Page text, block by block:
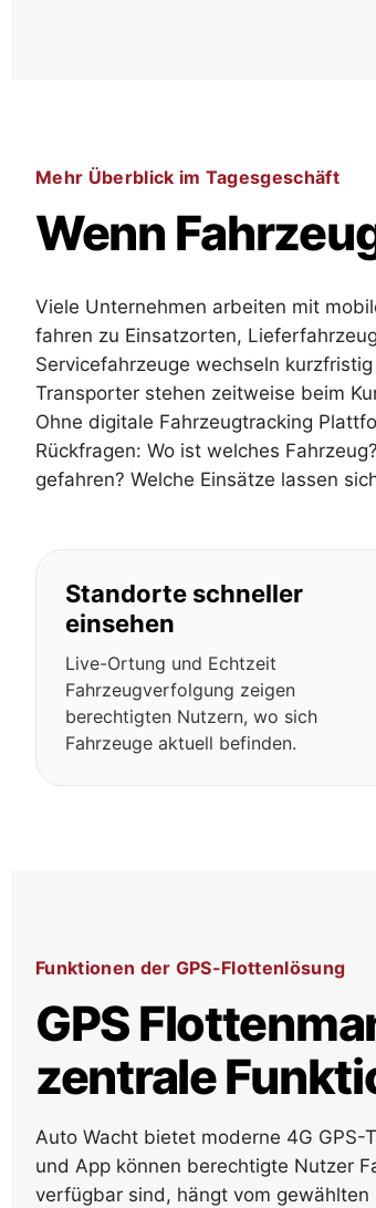
Mehr Überblick im Tagesgeschäft
Wenn
Viele Unternehmen arbeiten mit
fahren zu Einsatzorten,
Servicefahrzeuge wechseln
Transporter stehen zeitweise beim
Ohne digitale Fahrzeugtracking
Rückfragen: Wo ist welches
gefahren? Welche Einsätze lassen
Standorte schneller
einsehen
Live-Ortung und Echtzeit
Fahrzeugverfolgung zeigen
berechtigten Nutzern, wo sich
Fahrzeuge aktuell befinden.
Funktionen der GPS-Flottenlösung
GPS
zentrale
Auto Wacht bietet moderne 4G
und App können berechtigte Nutzer
verfügbar sind, hängt vom